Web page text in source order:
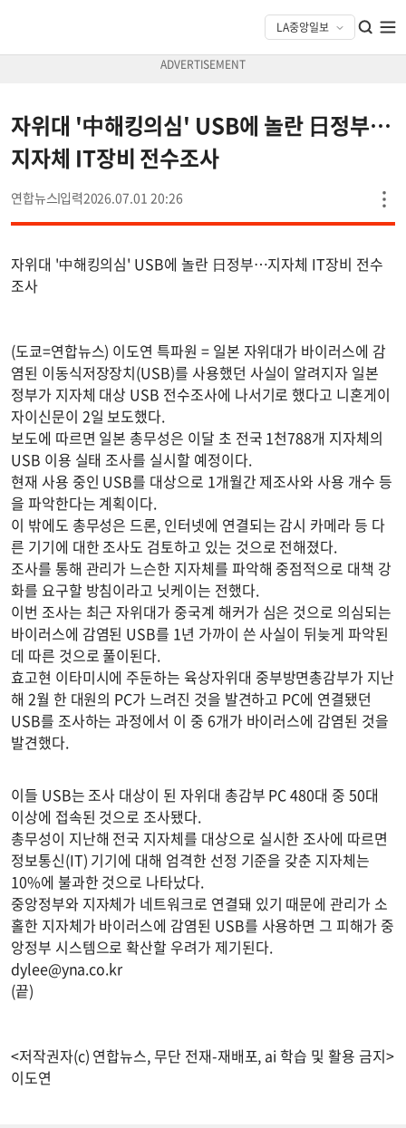
자위대 '中해킹의심' USB에 놀란 日정부…
지자체 IT장비 전수조사
연합뉴스 2026.07.01 20:26
자위대 '中해킹의심' USB에 놀란 日정부…지자체 IT장비 전수
조사
(도쿄=연합뉴스) 이도연 특파원 = 일본 자위대가 바이러스에 감
염된 이동식저장장치(USB)를 사용했던 사실이 알려지자 일본
정부가 지자체 대상 USB 전수조사에 나서기로 했다고 니혼게이
자이신문이 2일 보도했다.
보도에 따르면 일본 총무성은 이달 초 전국 1천788개 지자체의
USB 이용 실태 조사를 실시할 예정이다.
현재 사용 중인 USB를 대상으로 1개월간 제조사와 사용 개수 등
을 파악한다는 계획이다.
이 밖에도 총무성은 드론, 인터넷에 연결되는 감시 카메라 등 다
른 기기에 대한 조사도 검토하고 있는 것으로 전해졌다.
조사를 통해 관리가 느슨한 지자체를 파악해 중점적으로 대책 강
화를 요구할 방침이라고 닛케이는 전했다.
이번 조사는 최근 자위대가 중국계 해커가 심은 것으로 의심되는
바이러스에 감염된 USB를 1년 가까이 쓴 사실이 뒤늦게 파악된
데 따른 것으로 풀이된다.
효고현 이타미시에 주둔하는 육상자위대 중부방면총감부가 지난
해 2월 한 대원의 PC가 느려진 것을 발견하고 PC에 연결됐던
USB를 조사하는 과정에서 이 중 6개가 바이러스에 감염된 것을
발견했다.
이들 USB는 조사 대상이 된 자위대 총감부 PC 480대 중 50대
이상에 접속된 것으로 조사됐다.
총무성이 지난해 전국 지자체를 대상으로 실시한 조사에 따르면
정보통신(IT) 기기에 대해 엄격한 선정 기준을 갖춘 지자체는
10%에 불과한 것으로 나타났다.
중앙정부와 지자체가 네트워크로 연결돼 있기 때문에 관리가 소
홀한 지자체가 바이러스에 감염된 USB를 사용하면 그 피해가 중
앙정부 시스템으로 확산할 우려가 제기된다.
dylee@yna.co.kr
(끝)
<저작권자(c) 연합뉴스, 무단 전재-재배포, ai 학습 및 활용 금지>
이도연